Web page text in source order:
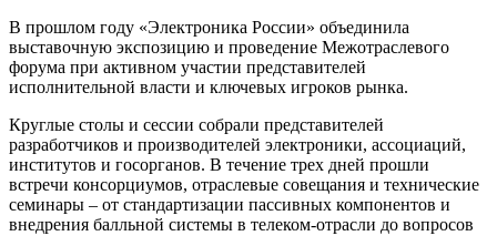
В прошлом году «Электроника России» объединила
выставочную экспозицию и проведение Межотраслевого
форума при активном участии представителей
исполнительной власти и ключевых игроков рынка.
Круглые столы и сессии собрали представителей
разработчиков и производителей электроники, ассоциаций,
институтов и госорганов. В течение трех дней прошли
встречи консорциумов, отраслевые совещания и технические
семинары – от стандартизации пассивных компонентов и
внедрения балльной системы в телеком-отрасли до вопросов